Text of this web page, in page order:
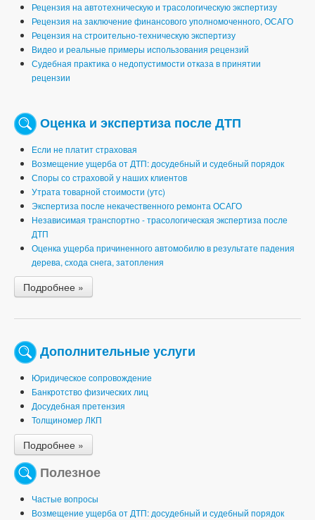
Рецензия на автотехническую и трасологическую экспертизу
Рецензия на заключение финансового уполномоченного, ОСАГО
Рецензия на строительно-техническую экспертизу
Видео и реальные примеры использования рецензий
Судебная практика о недопустимости отказа в принятии
рецензии
Оценка и экспертиза после ДТП
Если не платит страховая
Возмещение ущерба от ДТП: досудебный и судебный порядок
Споры со страховой у наших клиентов
Утрата товарной стоимости (утс)
Экспертиза после некачественного ремонта ОСАГО
Независимая транспортно - трасологическая экспертиза после
ДТП
Оценка ущерба причиненного автомобилю в результате падения
дерева, схода снега, затопления
Подробнее »
Дополнительные услуги
Юридическое сопровождение
Банкротство физических лиц
Досудебная претензия
Толщиномер ЛКП
Подробнее »
Полезное
Частые вопросы
Возмещение ущерба от ДТП: досудебный и судебный порядок